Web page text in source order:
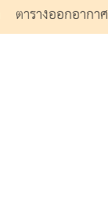
ตารางออกอากาศ